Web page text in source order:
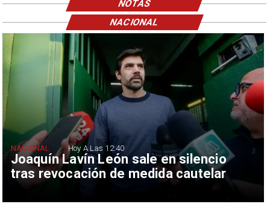
NOTAS
Joaquín Lavín León sale en silencio
tras revocación de medida cautelar
NACIONAL Hoy A Las 12:40
NACIONAL